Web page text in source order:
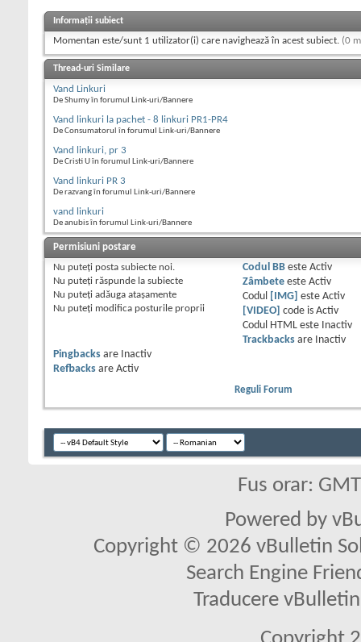
Informații subiect
Momentan este/sunt 1 utilizator(i) care navighează în acest subiect. (0
Thread-uri Similare
Vand Linkuri
De Shumy în forumul Link-uri/Bannere
Vand linkuri la pachet - 8 linkuri PR1-PR4
De Consumatorul în forumul Link-uri/Bannere
Vand linkuri, pr 3
De Cristi U în forumul Link-uri/Bannere
Vand linkuri PR 3
De razvang în forumul Link-uri/Bannere
vand linkuri
De anubis în forumul Link-uri/Bannere
Permisiuni postare
Nu puteţi posta subiecte noi.
Nu puteţi răspunde la subiecte
Nu puteţi adăuga ataşamente
Nu puteţi modifica posturile proprii
Codul BBeste Activ
Zâmbeteeste Activ
Codul
[IMG] este Activ
[VIDEO]
code is Activ
Codul HTML este
Inactiv
Trackbacksare
Inactiv
Pingbacks are
Inactiv
Refbacks are Activ
Reguli Forum
Fus orar:
Powered by
Copyright © 2026 vBulletin
Search Engine
Traducere